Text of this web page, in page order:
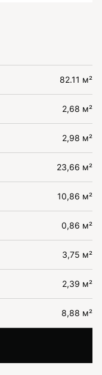
82.11 м²
2,68 м²
2,98 м²
23,66 м²
10,86 м²
0,86 м²
3,75 м²
2,39 м²
8,88 м²